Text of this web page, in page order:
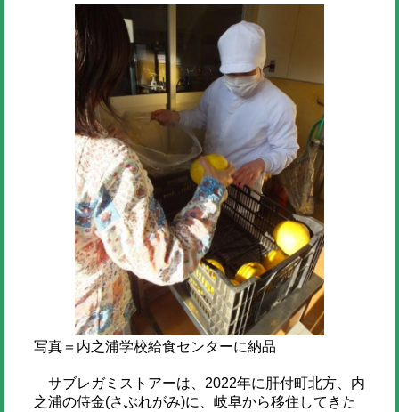
写真＝内之浦学校給食センターに納品
サブレガミストアーは、2022年に肝付町北方、内
之浦の侍金(さぶれがみ)に、岐阜から移住してきた